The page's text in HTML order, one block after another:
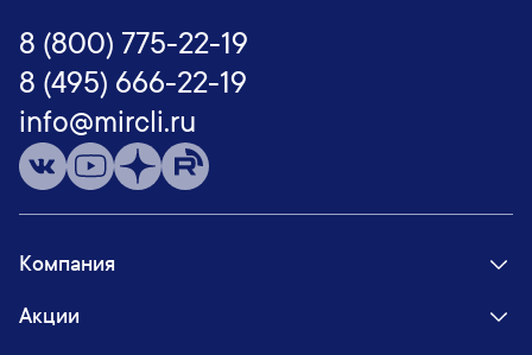
8 (800) 775-22-19
8 (495) 666-22-19
info@mircli.ru
Компания
Акции